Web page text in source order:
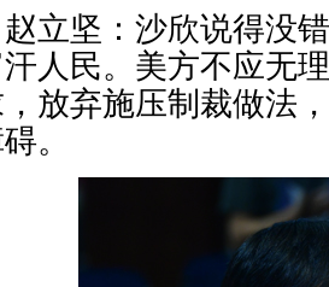
坚：沙欣说得没错
汗人民。美方不应无
放弃施压制裁做法
。